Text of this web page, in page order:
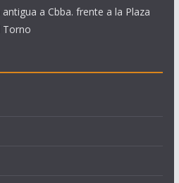
a Cbba. frente a la Plaza
Torno